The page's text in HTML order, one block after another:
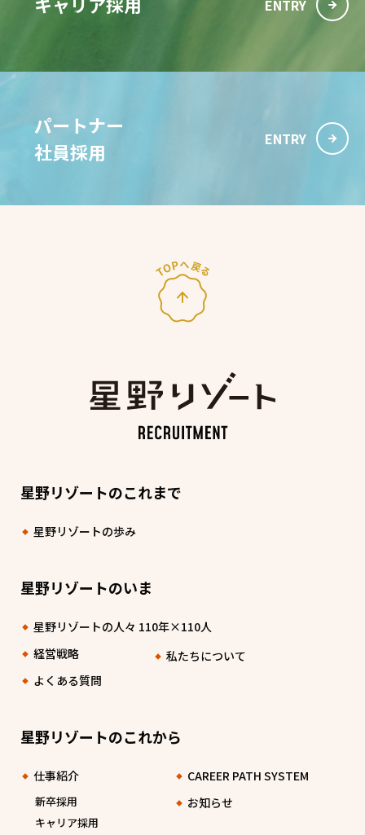
ENTRY
パートナー
社員採用
ENTRY
星野リゾートのこれまで
星野リゾートの歩み
星野リゾートのいま
星野リゾートの人々 110年×110人
経営戦略
よくある質問
私たちについて
星野リゾートのこれから
仕事紹介
新卒採用
キャリア採用
CAREER PATH SYSTEM
お知らせ